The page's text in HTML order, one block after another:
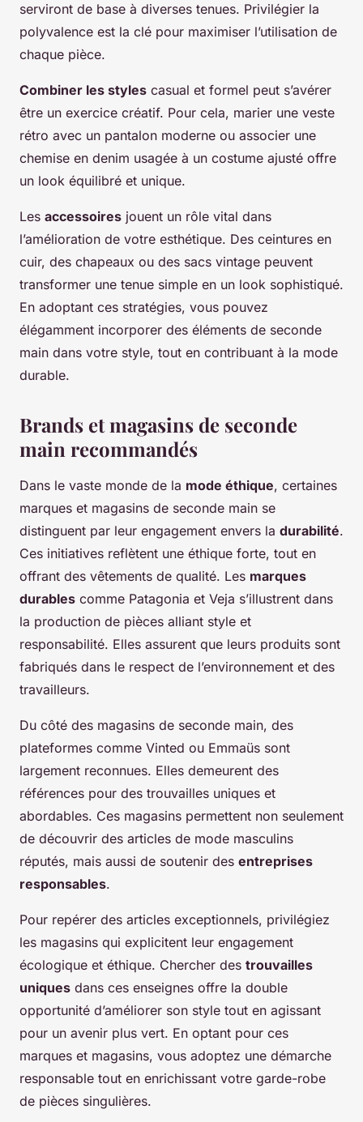
serviront de base à diverses tenues. Privilégier la
polyvalence est la clé pour maximiser l’utilisation de
chaque pièce.
Combiner les styles casual et formel peut s’avérer
être un exercice créatif. Pour cela, marier une veste
rétro avec un pantalon moderne ou associer une
chemise en denim usagée à un costume ajusté offre
un look équilibré et unique.
Les accessoires jouent un rôle vital dans
l’amélioration de votre esthétique. Des ceintures en
cuir, des chapeaux ou des sacs vintage peuvent
transformer une tenue simple en un look sophistiqué.
En adoptant ces stratégies, vous pouvez
élégamment incorporer des éléments de seconde
main dans votre style, tout en contribuant à la mode
durable.
Brands et magasins de seconde
main recommandés
Dans le vaste monde de la mode éthique, certaines
marques et magasins de seconde main se
distinguent par leur engagement envers la durabilité.
Ces initiatives reflètent une éthique forte, tout en
offrant des vêtements de qualité. Les marques
durables comme Patagonia et Veja s’illustrent dans
la production de pièces alliant style et
responsabilité. Elles assurent que leurs produits sont
fabriqués dans le respect de l’environnement et des
travailleurs.
Du côté des magasins de seconde main, des
plateformes comme Vinted ou Emmaüs sont
largement reconnues. Elles demeurent des
références pour des trouvailles uniques et
abordables. Ces magasins permettent non seulement
de découvrir des articles de mode masculins
réputés, mais aussi de soutenir des entreprises
responsables.
Pour repérer des articles exceptionnels, privilégiez
les magasins qui explicitent leur engagement
écologique et éthique. Chercher des trouvailles
uniques dans ces enseignes offre la double
opportunité d’améliorer son style tout en agissant
pour un avenir plus vert. En optant pour ces
marques et magasins, vous adoptez une démarche
responsable tout en enrichissant votre garde-robe
de pièces singulières.